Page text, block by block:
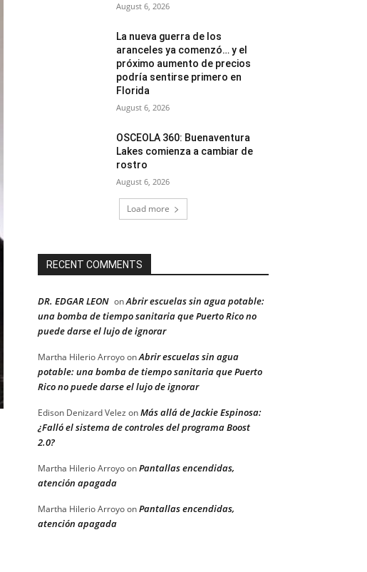
August 6, 2026
La nueva guerra de los
aranceles ya comenzó… y el
próximo aumento de precios
podría sentirse primero en
Florida
August 6, 2026
OSCEOLA 360: Buenaventura
Lakes comienza a cambiar de
rostro
August 6, 2026
Load more
RECENT COMMENTS
DR. EDGAR LEON onAbrir escuelas sin agua potable:
una bomba de tiempo sanitaria que Puerto Rico no
puede darse el lujo de ignorar
Martha Hilerio ArroyoonAbrir escuelas sin agua
potable: una bomba de tiempo sanitaria que Puerto
Rico no puede darse el lujo de ignorar
Edison Denizard Velez onMás allá de Jackie Espinosa:
¿Falló el sistema de controles del programa Boost
2.0?
Martha Hilerio ArroyoonPantallas encendidas,
atención apagada
Martha Hilerio ArroyoonPantallas encendidas,
atención apagada